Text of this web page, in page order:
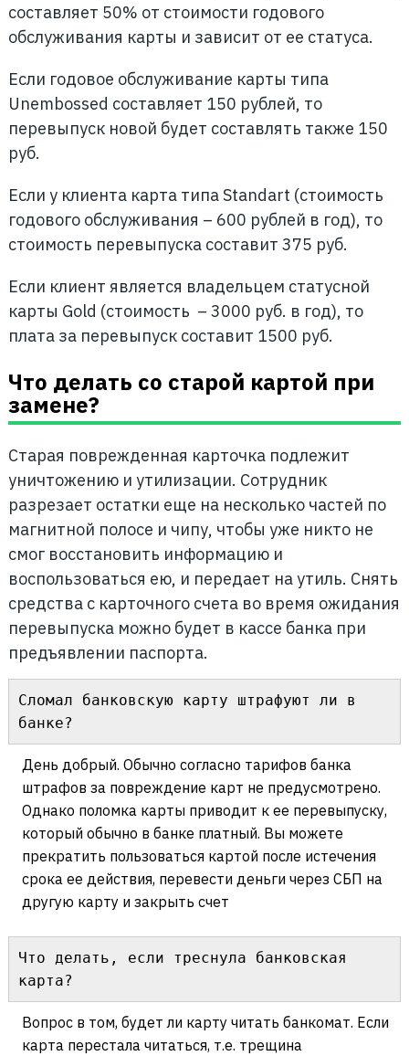
составляет 50% от стоимости годового
обслуживания карты и зависит от ее статуса.
Если годовое обслуживание карты типа
Unembossed составляет 150 рублей, то
перевыпуск новой будет составлять также 150
руб.
Если у клиента карта типа Standart (стоимость
годового обслуживания – 600 рублей в год), то
стоимость перевыпуска составит 375 руб.
Если клиент является владельцем статусной
карты Gold (стоимость – 3000 руб. в год), то
плата за перевыпуск составит 1500 руб.
Что делать со старой картой при
замене?
Старая поврежденная карточка подлежит
уничтожению и утилизации. Сотрудник
разрезает остатки еще на несколько частей по
магнитной полосе и чипу, чтобы уже никто не
смог восстановить информацию и
воспользоваться ею, и передает на утиль. Снять
средства с карточного счета во время ожидания
перевыпуска можно будет в кассе банка при
предъявлении паспорта.
Сломал банковскую карту штрафуют ли в
банке?
День добрый. Обычно согласно тарифов банка
штрафов за повреждение карт не предусмотрено.
Однако поломка карты приводит к ее перевыпуску,
который обычно в банке платный. Вы можете
прекратить пользоваться картой после истечения
срока ее действия, перевести деньги через СБП на
другую карту и закрыть счет
Что делать, если треснула банковская
карта?
Вопрос в том, будет ли карту читать банкомат. Если
карта перестала читаться, т.е. трещина